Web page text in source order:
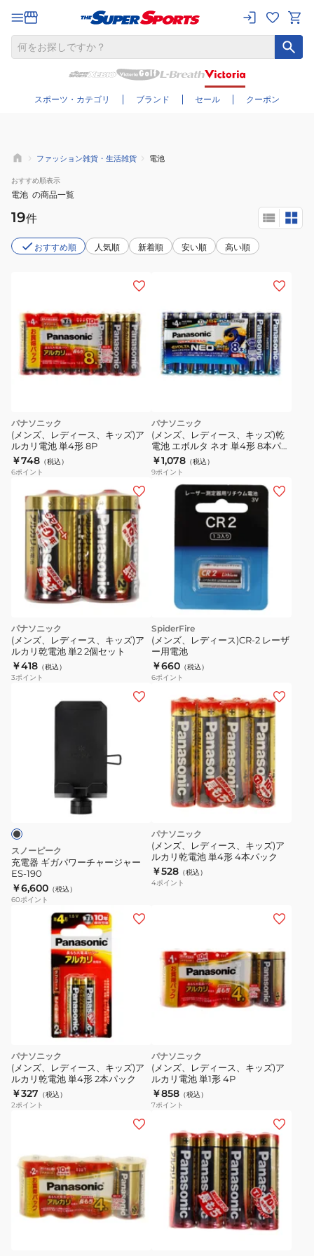
スポーツ・カテゴリ ブランド セール クーポン
さらに絞り込む
ファッション雑貨・生活雑貨 電池
おすすめ順表示
電池 の商品一覧
19件
おすすめ順 人気順 新着順 安い順 高い順
パナソニック
(メンズ、レディース、キッズ)ア
ルカリ電池 単4形 8P
￥748 （税込）
6ポイント
パナソニック
(メンズ、レディース、キッズ)乾
電池 エボルタ ネオ 単4形 8本パッ
ク
￥1,078 （税込）
9ポイント
パナソニック
(メンズ、レディース、キッズ)ア
ルカリ乾電池 単2 2個セット
￥418 （税込）
3ポイント
SpiderFire
(メンズ、レディース)CR-2 レーザ
ー用電池
￥660 （税込）
6ポイント
チ
ャ
ー
ジ
ャ
スノーピーク
充電器 ギガパワーチャージャー
ES-190
￥6,600 （税込）
60ポイント
パナソニック
(メンズ、レディース、キッズ)ア
ルカリ乾電池 単4形 4本パック
￥528 （税込）
4ポイント
パナソニック
(メンズ、レディース、キッズ)ア
ルカリ乾電池 単4形 2本パック
￥327 （税込）
2ポイント
パナソニック
(メンズ、レディース、キッズ)ア
ルカリ電池 単1形 4P
￥858 （税込）
7ポイント